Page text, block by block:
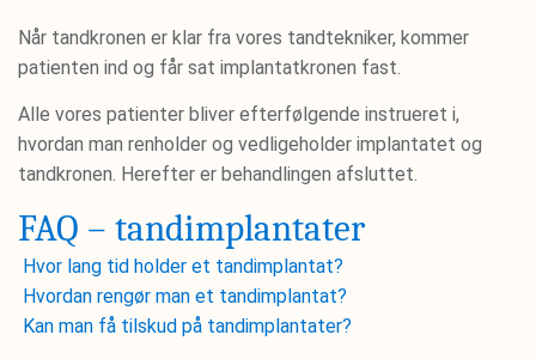
Når tandkronen er klar fra vores tandtekniker, kommer
patienten ind og får sat implantatkronen fast.
Alle vores patienter bliver efterfølgende instrueret i,
hvordan man renholder og vedligeholder implantatet og
tandkronen. Herefter er behandlingen afsluttet.
FAQ – tandimplantater
Hvor lang tid holder et tandimplantat?
Hvordan rengør man et tandimplantat?
Kan man få tilskud på tandimplantater?